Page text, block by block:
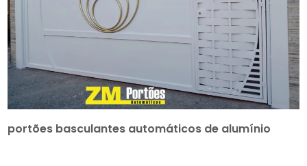
portões basculantes automáticos de alumínio